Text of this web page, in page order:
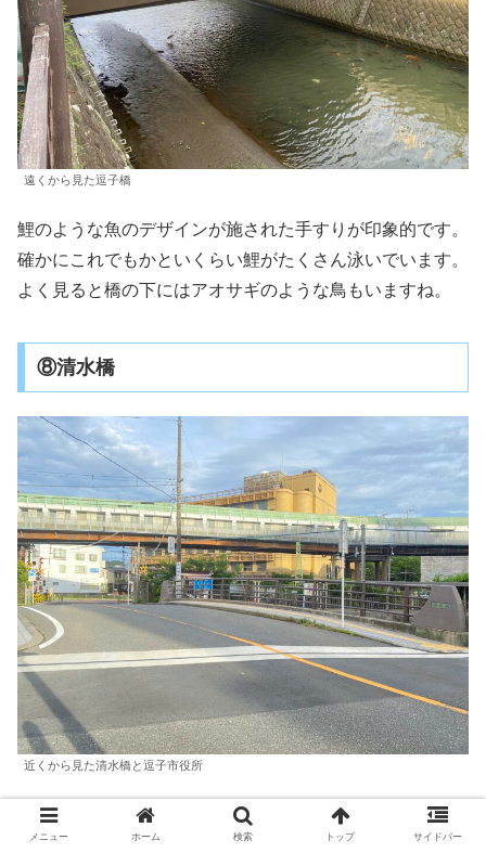
遠くから見た逗子橋
鯉のような魚のデザインが施された手すりが印象的です。
確かにこれでもかといくらい鯉がたくさん泳いでいます。
よく見ると橋の下にはアオサギのような鳥もいますね。
⑧清水橋
近くから見た清水橋と逗子市役所
８本目の橋は清水橋です。橋の向こうに見えるのは京急逗
子・葉山駅の高架連絡通路と逗子市役所です。
メニュー ホーム 検索 トップ サイドバー